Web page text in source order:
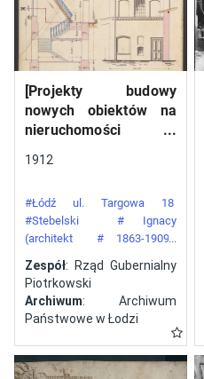
[Projekty budowy
nowych obiektów na
nieruchomości
numerem 34 przy ulicy
Łodzi]
1912
#Łódź ul. Targowa 18
#Stebelski
# Ignacy
(architekt
# 1863-1909)
Zespół: Rząd Gubernialny
Piotrkowski
Archiwum: Archiwum
Państwowe w Łodzi